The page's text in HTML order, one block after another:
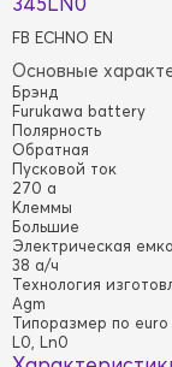
FB ECHNO EN
Основные
Брэнд
Furukawa battery
Полярность
Обратная
Пусковой ток
270 а
Клеммы
Большие
Электрическая
38 а/ч
Технология
Agm
Типоразмер по euro
L0, Ln0